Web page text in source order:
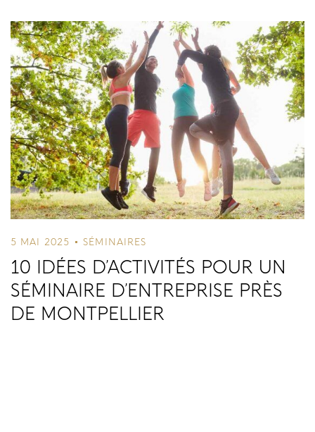
5 MAI 2025 SÉMINAIRES
10 IDÉES D’ACTIVITÉS POUR UN
SÉMINAIRE D’ENTREPRISE PRÈS
DE MONTPELLIER